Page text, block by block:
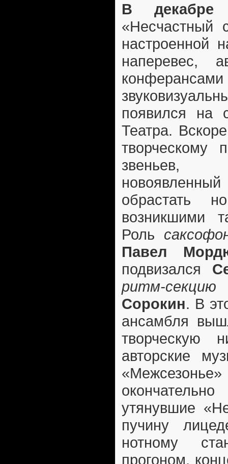
В декабре
«Несчастный
настроенной
наперевес,
появился на
Театра.
творческому
звеньев,
обрастать
возникшими
Роль
Павел
подвизался
ритм-секцию
Сорокин. В
ансамбля
творческую
авторские
утянувшие
пучину
нотному
прогоном,